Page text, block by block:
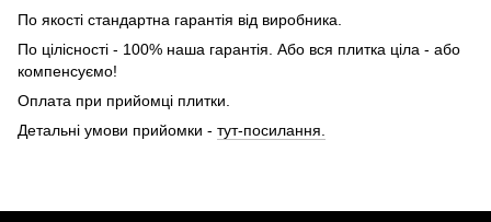
По якості стандартна гарантія від виробника.
По цілісності - 100% наша гарантія. Або вся плитка ціла - або
компенсуємо!
Оплата при прийомці плитки.
Детальні умови прийомки - тут-посилання.